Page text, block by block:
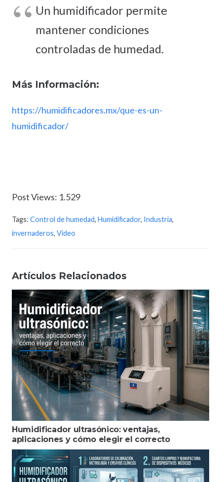
Un humidificador permite
mantener condiciones
controladas de humedad.
Más Información:
https://humidificadores.mx/que-es-un-
humidificador/
Post Views: 1.529
Tags: Control de humedad, Humidificador, Industria,
invernaderos, Video
Artículos Relacionados
Humidificador ultrasónico: ventajas,
aplicaciones y cómo elegir el correcto